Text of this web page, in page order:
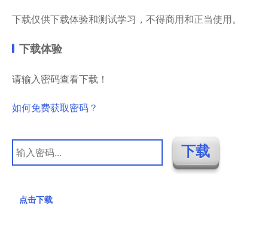
下载仅供下载体验和测试学习，不得商用和正当使用。
下载体验
请输入密码查看下载！
如何免费获取密码？
点击下载